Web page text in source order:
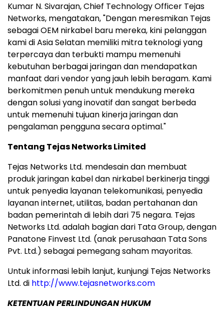
Kumar N. Sivarajan, Chief Technology Officer Tejas
Networks, mengatakan, "Dengan meresmikan Tejas
sebagai OEM nirkabel baru mereka, kini pelanggan
kami di Asia Selatan memiliki mitra teknologi yang
terpercaya dan terbukti mampu memenuhi
kebutuhan berbagai jaringan dan mendapatkan
manfaat dari vendor yang jauh lebih beragam. Kami
berkomitmen penuh untuk mendukung mereka
dengan solusi yang inovatif dan sangat berbeda
untuk memenuhi tujuan kinerja jaringan dan
pengalaman pengguna secara optimal."
Tentang Tejas Networks Limited
Tejas Networks Ltd. mendesain dan membuat
produk jaringan kabel dan nirkabel berkinerja tinggi
untuk penyedia layanan telekomunikasi, penyedia
layanan internet, utilitas, badan pertahanan dan
badan pemerintah di lebih dari 75 negara. Tejas
Networks Ltd. adalah bagian dari Tata Group, dengan
Panatone Finvest Ltd. (anak perusahaan Tata Sons
Pvt. Ltd.) sebagai pemegang saham mayoritas.
Untuk informasi lebih lanjut, kunjungi Tejas Networks
Ltd. di http://www.tejasnetworks.com
KETENTUAN PERLINDUNGAN HUKUM